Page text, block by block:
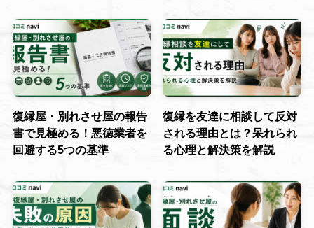
復縁屋・別れさせ屋の報告
書で見極める！悪徳業者を
回避する5つの基準
復縁を友達に相談して反対
される理由とは？呆れられ
る心理と解決策を解説